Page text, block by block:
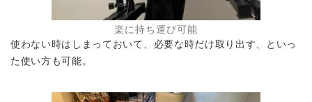
楽に持ち運び可能
使わない時はしまっておいて、必要な時だけ取り出す、といっ
た使い方も可能。